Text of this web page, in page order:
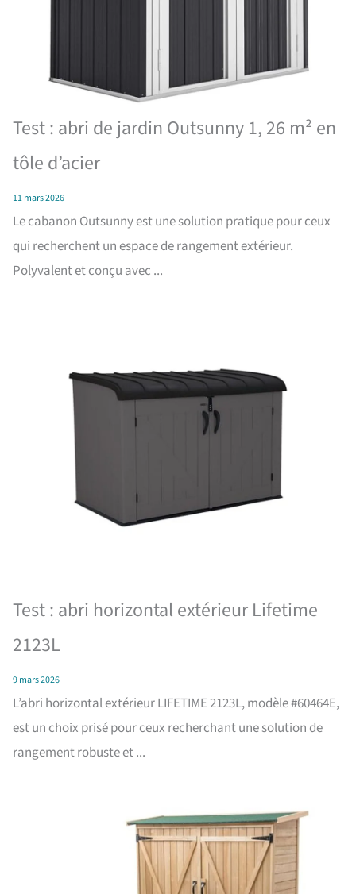
Test : abri de jardin Outsunny 1, 26 m² en
tôle d’acier
11 mars 2026
Le cabanon Outsunny est une solution pratique pour ceux
qui recherchent un espace de rangement extérieur.
Polyvalent et conçu avec ...
Test : abri horizontal extérieur Lifetime
2123L
9 mars 2026
L’abri horizontal extérieur LIFETIME 2123L, modèle #60464E,
est un choix prisé pour ceux recherchant une solution de
rangement robuste et ...